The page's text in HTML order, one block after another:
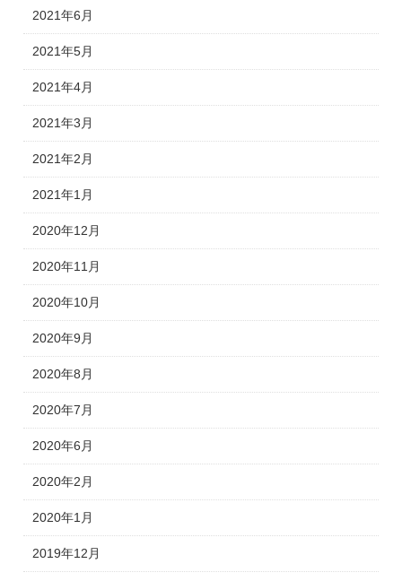
2021年6月
2021年5月
2021年4月
2021年3月
2021年2月
2021年1月
2020年12月
2020年11月
2020年10月
2020年9月
2020年8月
2020年7月
2020年6月
2020年2月
2020年1月
2019年12月